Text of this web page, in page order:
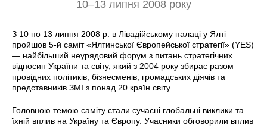
10–13 липня 2008 року
З 10 по 13 липня 2008 р. в Лівадійському палаці у Ялті
пройшов 5-й саміт «Ялтинської Європейської стратегії» (YES)
— найбільший неурядовий форум з питань стратегічних
відносин України та світу, який з 2004 року збирає разом
провідних політиків, бізнесменів, громадських діячів та
представників ЗМІ з понад 20 країн світу.
Головною темою саміту стали сучасні глобальні виклики та
їхній вплив на Україну та Європу. Учасники обговорили вплив